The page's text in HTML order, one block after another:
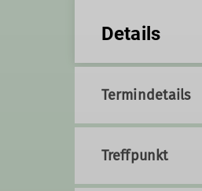
Details
Termindetails
Treffpunkt